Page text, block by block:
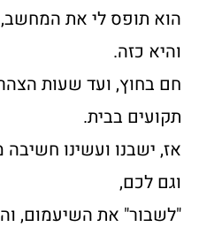
הוא תופס לי את
והיא כזה.
חם בחוץ, ועד שעות
תקועים בבית.
אז, ישבנו ועשינו
וגם לכם,
"לשבור" את השיעמום,